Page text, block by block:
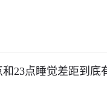
和23点睡觉差距到